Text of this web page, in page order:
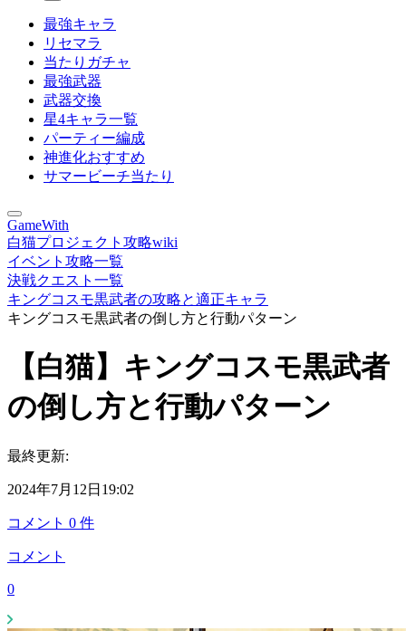
最強キャラ
リセマラ
当たりガチャ
最強武器
武器交換
星4キャラ一覧
パーティー編成
神進化おすすめ
サマービーチ当たり
GameWith
白猫プロジェクト攻略wiki
イベント攻略一覧
決戦クエスト一覧
キングコスモ黒武者の攻略と適正キャラ
キングコスモ黒武者の倒し方と行動パターン
【白猫】キングコスモ黒武者
の倒し方と行動パターン
最終更新:
2024年7月12日19:02
コメント 0 件
コメント
0